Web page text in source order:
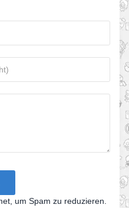
um Spam zu reduzieren.